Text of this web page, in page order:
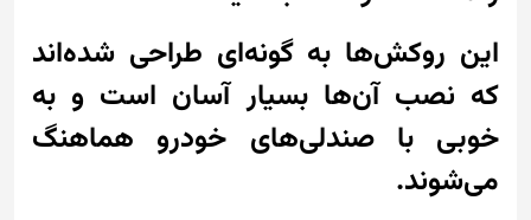
این روکش‌ها به گونه‌ای طراحی شده‌اند
که نصب آن‌ها بسیار آسان است و به
خوبی با صندلی‌های خودرو هماهنگ
می‌شوند.